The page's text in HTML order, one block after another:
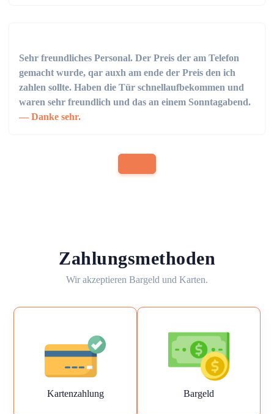
Sehr freundliches Personal. Der Preis der am Telefon
gemacht wurde, qar auxh am ende der Preis den ich
zahlen sollte. Haben die Tür schnellaufbekommen und
waren sehr freundlich und das an einem Sonntagabend.
Danke sehr.
Zahlungsmethoden
Wir akzeptieren Bargeld und Karten.
Kartenzahlung Bargeld